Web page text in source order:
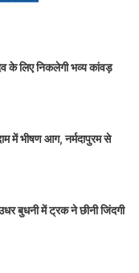
के लिए निकलेगी भव्य कांवड़
में भीषण आग, नर्मदापुरम से
बुधनी में ट्रक ने छीनी जिंदगी